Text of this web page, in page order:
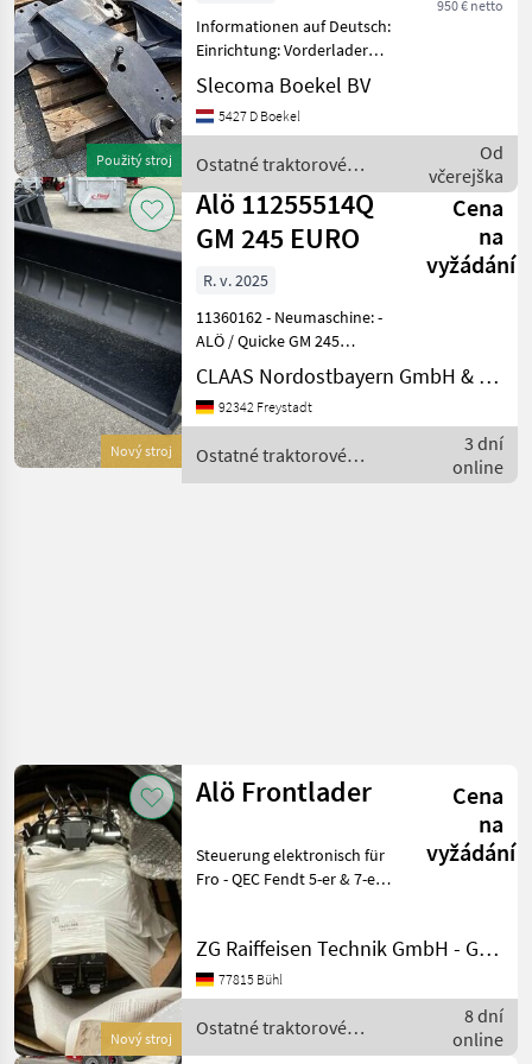
Použitý stroj
T6000 Delta
950 € netto
Informationen auf Deutsch:
Einrichtung: Vorderlader
MwSt.: Der angezeigte Preis
versteht sich ohne MwSt.
Alö Quicke Frontlader-
H
Slecoma Boekel BV
5427 D Boekel
Ostatné traktorové
komponenty / Alö
Od
včerejška
Nový stroj
Alö 11255514Q
GM 245 EURO
Cena
na
vyžádání
R. v. 2025
11360162 - Neumaschine: -
ALÖ / Quicke GM 245
Universalschaufel - EURO
Artikelnummer: 11255514Q
- Baujahr: 2025 - EURO-
90m Tiefe; 0, 76m Hö
CLAAS Nordostbayern GmbH & Co. KG, Freystadt
92342 Freystadt
Ostatné traktorové
komponenty / Alö
3 dní
online
Nový stroj
Alö Frontlader
Cena
na
vyžádání
Steuerung elektronisch für
Fro - QEC Fendt 5-er & 7-er
Čelný nakladač
ZG Raiffeisen Technik GmbH - Gebrauchtmaschinenzentrum
77815 Bühl
Ostatné traktorové
komponenty / Alö
8 dní
online